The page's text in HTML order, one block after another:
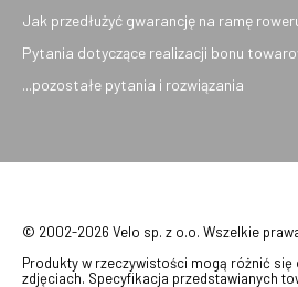
Jak przedłużyć gwarancję na ramę
Pytania dotyczące realizacji bonu
...pozostałe pytania i rozwiązania
© 2002-2026 Velo sp. z o.o. Wszelkie
Produkty w rzeczywistości mogą różnić
zdjęciach. Specyfikacja przedstawianych